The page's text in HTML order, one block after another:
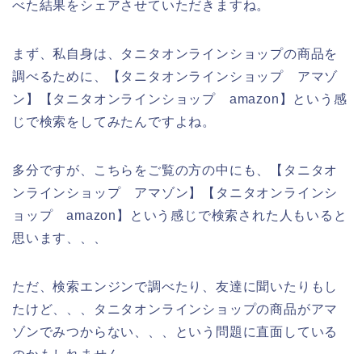
べた結果をシェアさせていただきますね。
まず、私自身は、タニタオンラインショップの商品を
調べるために、【タニタオンラインショップ アマゾ
ン】【タニタオンラインショップ amazon】という感
じで検索をしてみたんですよね。
多分ですが、こちらをご覧の方の中にも、【タニタオ
ンラインショップ アマゾン】【タニタオンラインシ
ョップ amazon】という感じで検索された人もいると
思います、、、
ただ、検索エンジンで調べたり、友達に聞いたりもし
たけど、、、タニタオンラインショップの商品がアマ
ゾンでみつからない、、、という問題に直面している